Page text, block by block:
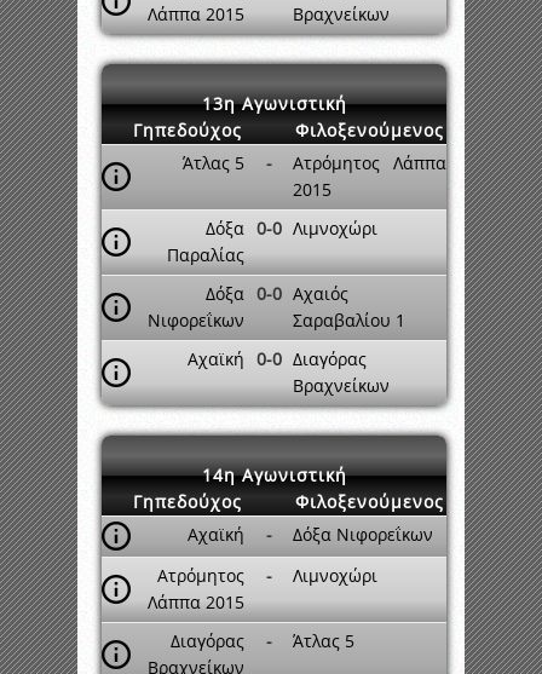
Λάππα 2015
Βραχνείκων
13η Αγωνιστική
Γηπεδούχος
Φιλοξενούμενος
Άτλας 5
-
Ατρόμητος Λάππα
2015
Δόξα
Παραλίας
0-0 Λιμνοχώρι
Δόξα
Νιφορεΐκων
0-0 Αχαιός
Σαραβαλίου 1
Αχαϊκή 0-0 Διαγόρας
Βραχνείκων
14η Αγωνιστική
Γηπεδούχος
Φιλοξενούμενος
Αχαϊκή
-
Δόξα Νιφορεΐκων
Ατρόμητος
Λάππα 2015
- Λιμνοχώρι
Διαγόρας
Βραχνείκων
- Άτλας 5